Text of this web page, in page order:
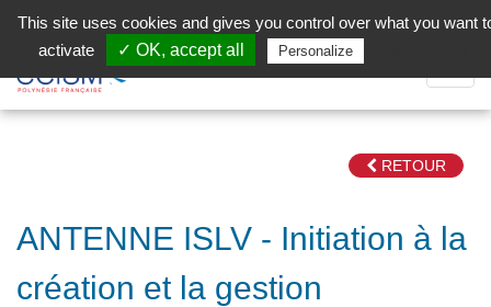
Facebook (Customer Chat) is disabled.
la
RETOUR
ANTENNE ISLV - Initiation à la
création et la gestion
This site uses cookies and gives you control over what you want
activate
✓ OK, accept all Personalize